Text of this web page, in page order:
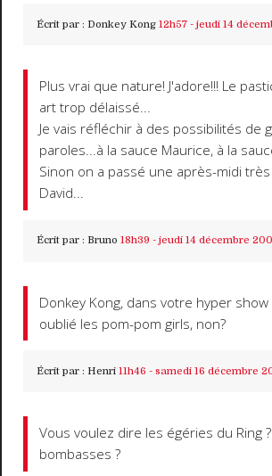
Écrit par : Donkey Kong 12h57- jeudi 14
Plus vrai que nature! J'adore!!! Le
art trop délaissé...
Je vais réfléchir à des possibilités de
paroles...à la sauce Maurice, à la
Sinon on a passé une après-midi
David...
Écrit par : Bruno 18h39 - jeudi 14 décembre
Donkey Kong, dans votre hyper show
oublié les pom-pom girls, non?
Écrit par : Henri 11h46 - samedi 16 décembre
Vous voulez dire les égéries du Ring
bombasses ?